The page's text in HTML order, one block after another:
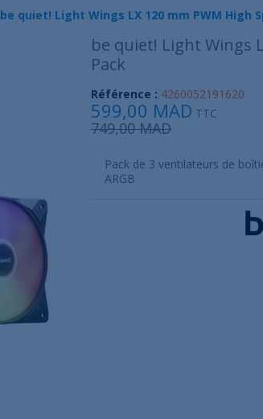
be quiet! Light Wings LX 120 mm PWM High
be quiet! Light Wings
Pack
Référence : 4260052191620
599,00 MAD TTC
749,00 MAD
Pack de 3 ventilateurs de
ARGB